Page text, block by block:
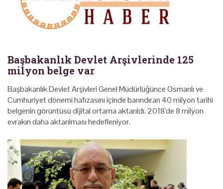
Başbakanlık Devlet Arşivlerinde 125
milyon belge var
Başbakanlık Devlet Arşivleri Genel Müdürlüğünce Osmanlı ve
Cumhuriyet dönemi hafızasını içinde barındıran 40 milyon tarihi
belgenin görüntüsü dijital ortama aktarıldı. 2018'de 8 milyon
evrakın daha aktarılması hedefleniyor.